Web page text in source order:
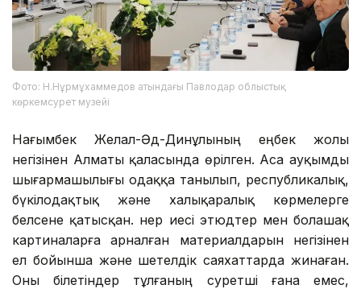
Фото: Н.Нұрмұхаммедов атындағы Павлодар облыстық
көркемсурет музейі
Нағымбек Желал-Әд-Динұлының еңбек жолы
негізінен Алматы қаласында өрілген. Аса ауқымды
шығармашылығы одаққа танылып, республикалық,
бүкілодақтық және халықаралық көрмелерге
белсене қатысқан. Өнер иесі этюдтер мен болашақ
картиналарға арналған материалдарын негізінен
ел бойынша және шетелдік саяхаттарда жинаған.
Оны білетіндер тұлғаның суретші ғана емес,